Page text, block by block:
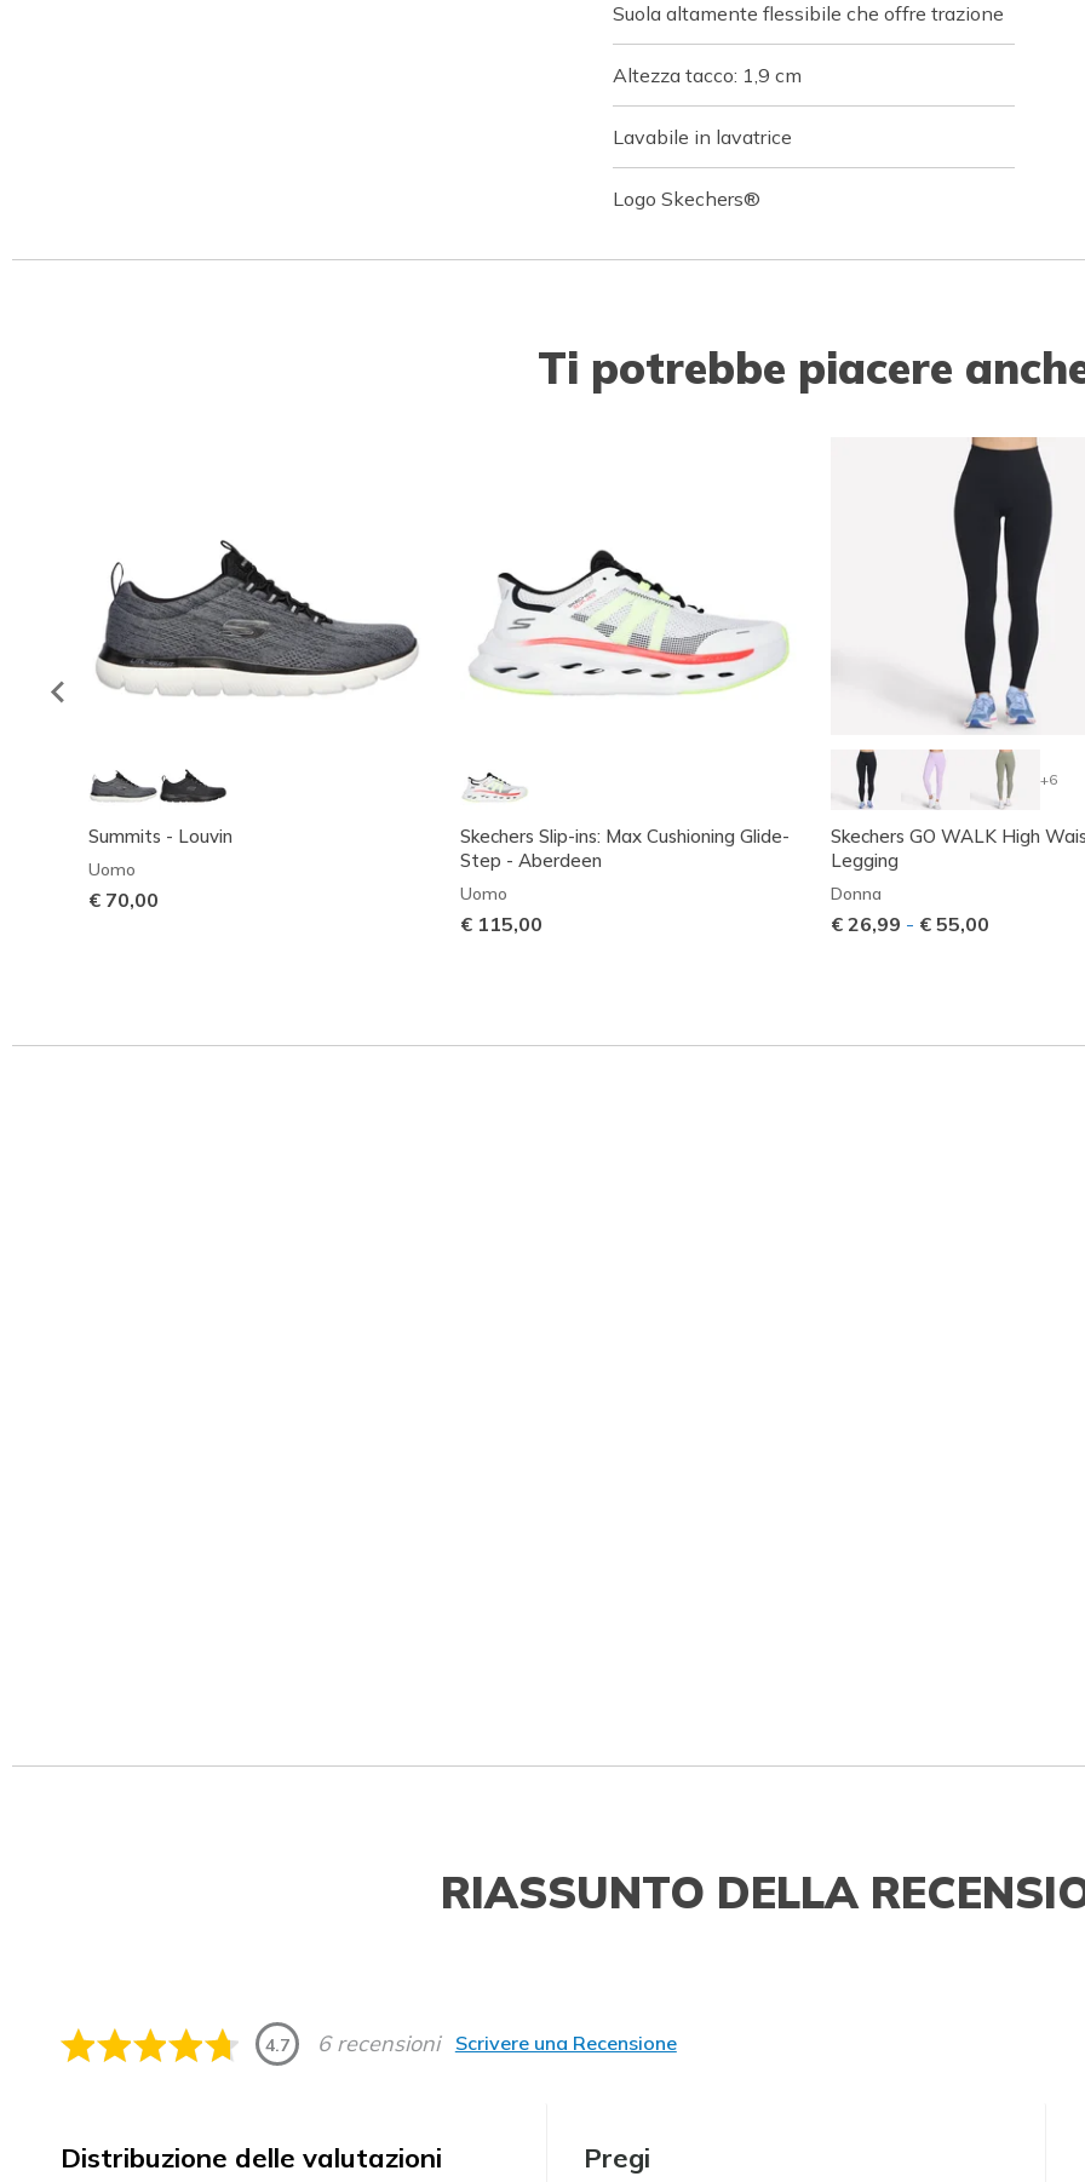
Suola altamente flessibile che offre trazione
Altezza tacco: 1,9 cm
Lavabile in lavatrice
Logo Skechers®
Ti potrebbe piacere
Summits - Louvin
Uomo
€ 70,00
Skechers Slip-ins: Max Cushioning Glide-
Step - Aberdeen
Uomo
€ 115,00
+6
Skechers GO WALK High
Legging
Donna
€ 26,99 - € 55,00
RIASSUNTO DELLA
4.7 6 recensioni Scrivere una Recensione
Distribuzione delle valutazioni Pregi